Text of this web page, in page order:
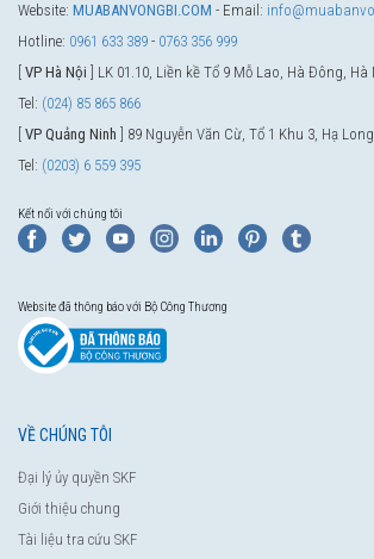
Website: MUABANVONGBI.COM - Email:
Hotline: 0961 633 389 - 0763 356 999
VP Hà Nội ] LK 01.10, Liền kề Tổ 9 Mỗ Lao, Hà Đông, Hà
Tel: (024) 85 865 866
VP Quảng Ninh ] 89 Nguyễn Văn Cừ, Tổ 1 Khu 3, Hạ
Tel: (0203) 6 559 395
Kết nối với chúng tôi
Website đã thông báo với Bộ Công Thương
VỀ CHÚNG TÔI
Đại lý ủy quyền SKF
Giới thiệu chung
Tài liệu tra cứu SKF